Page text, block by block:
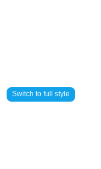
Switch to full style